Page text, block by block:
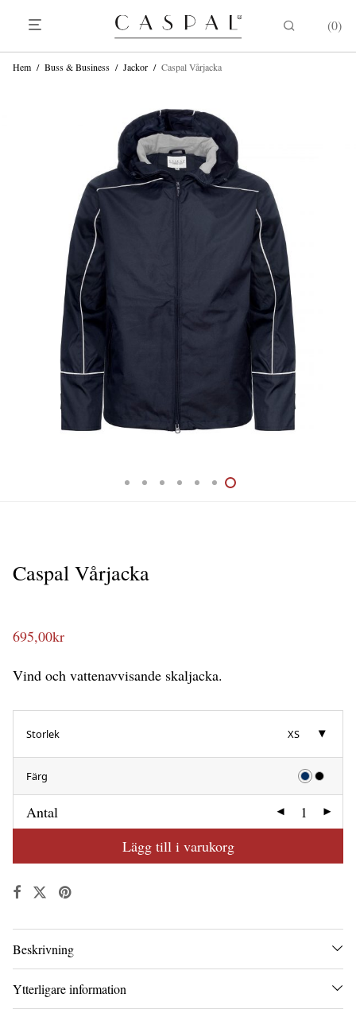
0
Hem / Buss & Business / Jackor / Caspal Vårjacka
Caspal Vårjacka
695,00kr
Vind och vattenavvisande skaljacka.
Storlek XS
Färg
Antal
Lägg till i varukorg
Beskrivning
Ytterligare information